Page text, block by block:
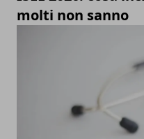
molti non sanno